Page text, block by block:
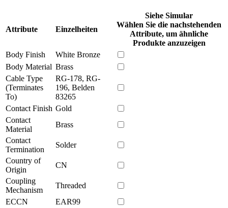
Attribute Einzelheiten
Siehe Simular
Wählen Sie die nachstehenden
Attribute, um ähnliche
Produkte anzuzeigen
Body Finish
White Bronze
Body Material Brass
Cable Type
(Terminates
To)
RG-178, RG-
196, Belden
83265
Contact Finish Gold
Contact
Material
Brass
Contact
Termination
Solder
Country of
Origin
CN
Coupling
Mechanism
Threaded
ECCN
EAR99